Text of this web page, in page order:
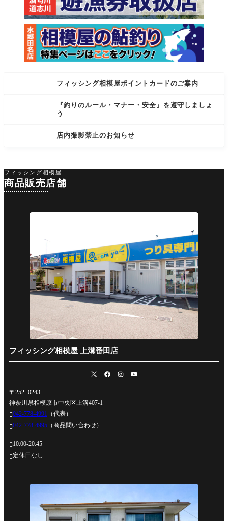
フィッシング相模屋ポイントカードのご案内
『釣りのルール・マナー・安全』を遵守しましょ
う
店内撮影禁止のお知らせ
フィッシング相模屋
商品販売店舗
フィッシング相模屋 上溝番田店
〒252−0243
神奈川県相模原市中央区上溝407-1
042-778-4991 （代表）
042-778-4995 （商品問い合わせ）
10:00-20:45
定休日なし